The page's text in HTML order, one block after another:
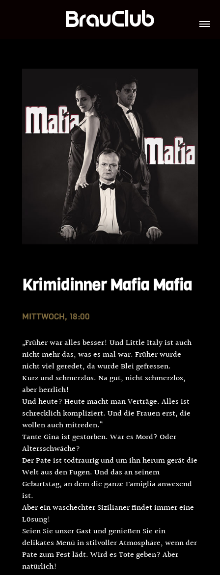
Krimidinner Mafia Mafia
MITTWOCH, 18:00
„Früher war alles besser! Und Little Italy ist auch
nicht mehr das, was es mal war. Früher wurde
nicht viel geredet, da wurde Blei gefressen.
Kurz und schmerzlos. Na gut, nicht schmerzlos,
aber herrlich!
Und heute? Heute macht man Verträge. Alles ist
schrecklich kompliziert. Und die Frauen erst, die
wollen auch mitreden.“
Tante Gina ist gestorben. War es Mord? Oder
Altersschwäche?
Der Pate ist todtraurig und um ihn herum gerät die
Welt aus den Fugen. Und das an seinem
Geburtstag, an dem die ganze Famiglia anwesend
ist.
Aber ein waschechter Sizilianer findet immer eine
Lösung!
Seien Sie unser Gast und genießen Sie ein
delikates Menü in stilvoller Atmosphäre, wenn der
Pate zum Fest lädt. Wird es Tote geben? Aber
natürlich!
GALERIE
TEAM
VIP-LOUNGES
JOBS